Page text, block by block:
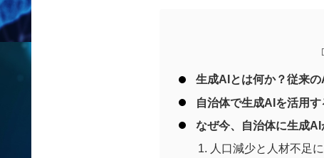
生成AIとは何か？従来
自治体で生成AIを活用す
なぜ今、自治体に生成
人口減少と人材不足